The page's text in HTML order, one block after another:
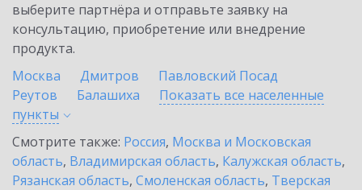
выберите партнёра и отправьте заявку на
консультацию, приобретение или внедрение
продукта.
Москва
Дмитров
Павловский Посад
Реутов
Балашиха
Показать все населенные
пункты
Смотрите также: Россия, Москва и Московская
область, Владимирская область, Калужская область,
Рязанская область, Смоленская область, Тверская